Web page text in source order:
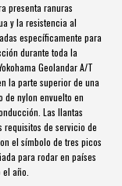
presenta ranuras
y la resistencia al
específicamente para
durante toda la
Geolandar A/T
la parte superior de una
de nylon envuelto en
Las llantas
requisitos de servicio de
el símbolo de tres picos
para rodar en países
año.